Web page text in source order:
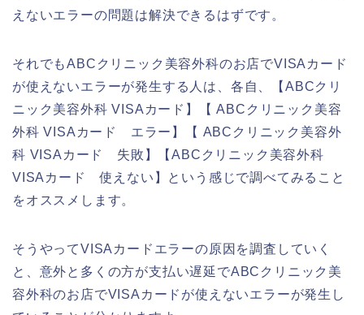
えないエラーの問題は解決できるはずです。
それでもABCクリニック美容外科のお店でVISAカード
が使えないエラーが発生する人は、各自、【ABCクリ
ニック美容外科 VISAカード】【 ABCクリニック美容
外科 VISAカード エラー】【 ABCクリニック美容外
科 VISAカード 失敗】【ABCクリニック美容外科
VISAカード 使えない】という感じで調べてみること
をオススメします。
そうやってVISAカードエラーの原因を調査していく
と、意外と多くの方が支払い遅延でABCクリニック美
容外科のお店でVISAカードが使えないエラーが発生し